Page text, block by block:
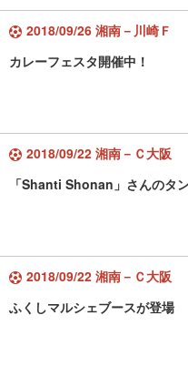
2018/09/26 湘南－川崎Ｆ
カレーフェスタ開催中！
2018/09/22 湘南－Ｃ大阪
「Shanti Shonan」さんのタ
2018/09/22 湘南－Ｃ大阪
ふくしマルシェブースが登場